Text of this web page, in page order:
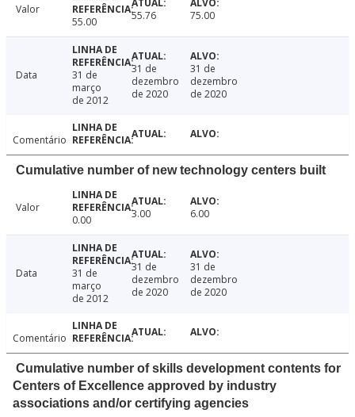
Valor
55.00
55.76 75.00
Data
31 de
março
de 2012
31 de
dezembro
de 2020
31 de
dezembro
de 2020
Comentário
Cumulative number of new technology centers built
Valor
0.00
3.00 6.00
Data
31 de
março
de 2012
31 de
dezembro
de 2020
31 de
dezembro
de 2020
Comentário
Cumulative number of skills development contents for
Centers of Excellence approved by industry
associations and/or certifying agencies